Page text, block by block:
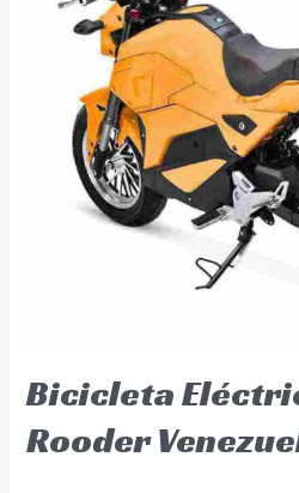
Bicicleta
Rooder